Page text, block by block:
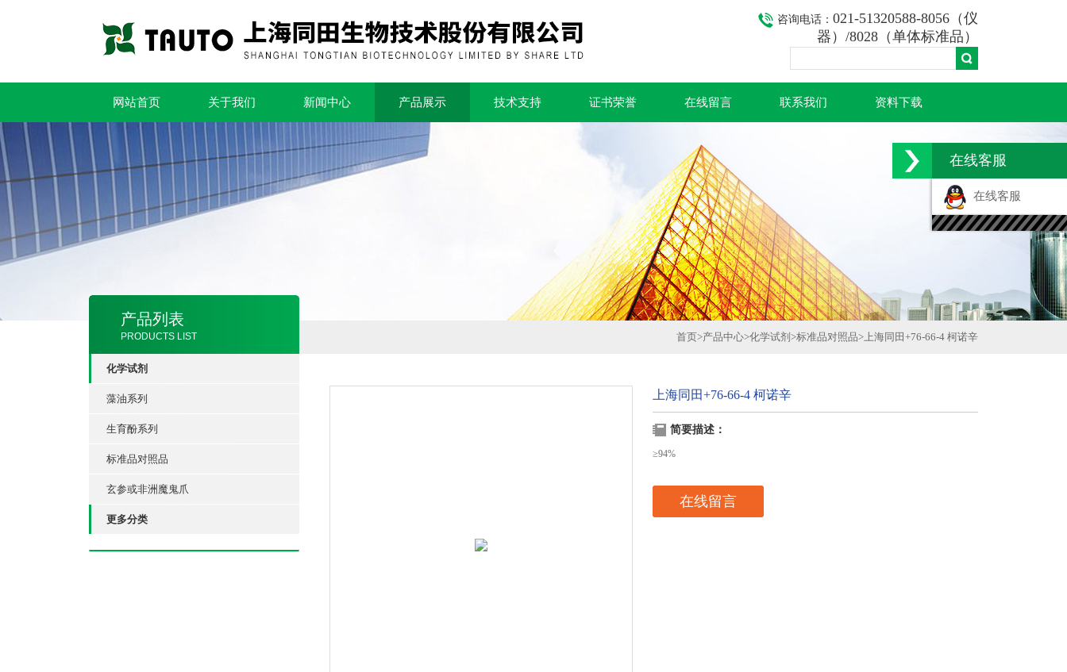
咨询电话： 021-51320588-8056（仪
器）/8028（单体标准品）
网站首页 关于我们 新闻中心 产品展示 技术支持 证书荣誉 在线留言 联系我们 资料下载
产品列表
PRODUCTS LIST
化学试剂
藻油系列
生育酚系列
标准品对照品
玄参或非洲魔鬼爪
更多分类
首页>产品中心>化学试剂 >标准品对照品>上海同田+76-66-4 柯诺辛
上海同田+76-66-4 柯诺辛
简要描述：
≥94%
在线留言
在线客服
在线客服